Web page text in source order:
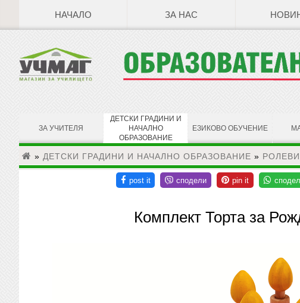
НАЧАЛО ЗА НАС
ЗА УЧИТЕЛЯ
ДЕТСКИ ГРАДИНИ И
НАЧАЛНО
ОБРАЗОВАНИЕ
ЕЗИКОВО ОБУЧЕНИЕ
» ДЕТСКИ ГРАДИНИ И НАЧАЛНО ОБРАЗОВАНИЕ »
Комплект Торта за